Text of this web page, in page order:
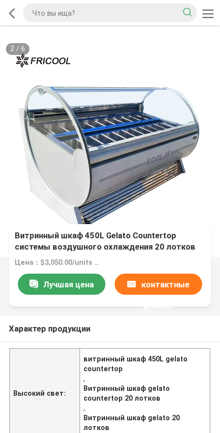
2/ 6
Витринный шкаф 450L Gelato Countertop
системы воздушного охлаждения 20 лотков
Цена：$3,050.00/units 1-4 units
Лучшая цена контактные
данные
Характер продукции
Высокий свет:
витринный шкаф 450L gelato
countertop
,
Витринный шкаф gelato
countertop 20 лотков
,
Витринный шкаф gelato 20
лотков